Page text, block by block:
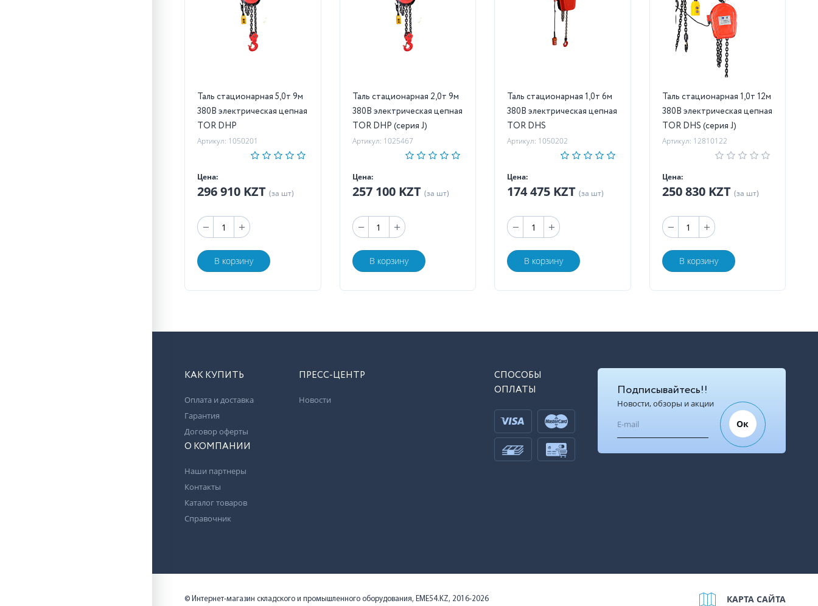
Таль стационарная 5,0т 9м
380В электрическая цепная
TOR DHP
Артикул: 1050201
Цена:
296 910 KZT (за шт)
В корзину
Таль стационарная 2,0т 9м
380В электрическая цепная
TOR DHP (серия J)
Артикул: 1025467
Цена:
257 100 KZT (за шт)
В корзину
Таль стационарная 1,0т 6м
380В электрическая цепная
TOR DHS
Артикул: 1050202
Цена:
174 475 KZT (за шт)
В корзину
Таль стационарная 1,0т 12м
380В электрическая цепная
TOR DHS (серия J)
Артикул: 12810122
Цена:
250 830 KZT (за шт)
В корзину
КАК КУПИТЬ
Оплата и доставка
Гарантия
Договор оферты
ПРЕСС-ЦЕНТР
Новости
О КОМПАНИИ
Наши партнеры
Контакты
Каталог товаров
Справочник
СПОСОБЫ
ОПЛАТЫ
Подписывайтесь!!
Новости, обзоры и акции
Ок
© Интернет-магазин складского и промышленного оборудования, EME54.KZ, 2016-2026 КАРТА САЙТА